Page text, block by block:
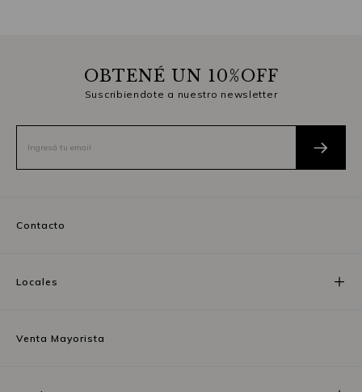
OBTENÉ UN 10%OFF
Suscribiendote a nuestro newsletter
Contacto
Locales
Venta Mayorista